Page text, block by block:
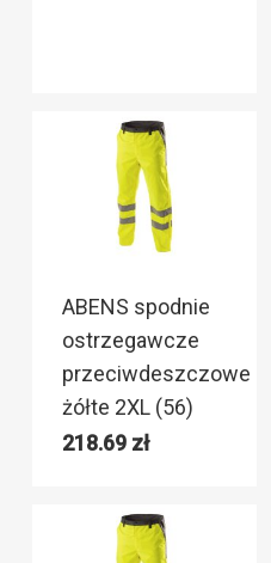
ABENS spodnie
ostrzegawcze
przeciwdeszczowe
żółte 2XL (56)
218.69 zł